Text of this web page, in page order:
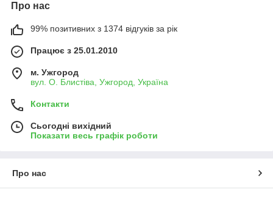
Про нас
99% позитивних з 1374 відгуків за рік
Працює з 25.01.2010
м. Ужгород
вул. О. Блистіва, Ужгород, Україна
Контакти
Сьогодні вихідний
Показати весь графік роботи
Про нас